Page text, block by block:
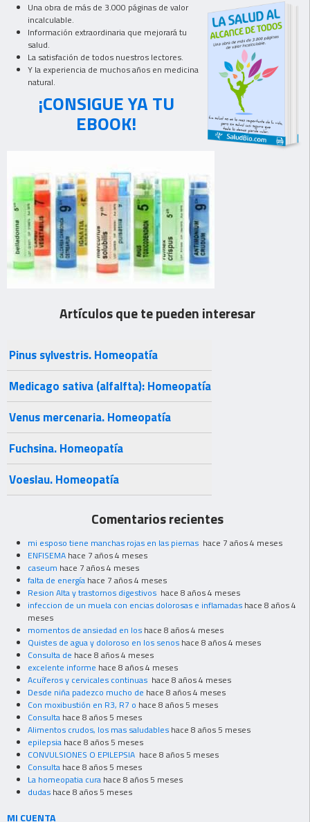
Una obra de más de 3.000 páginas de valor
incalculable.
Información extraordinaria que mejorará tu
salud.
La satisfación de todos nuestros lectores.
Y la experiencia de muchos años en medicina
natural.
¡CONSIGUE YA TU
EBOOK!
Artículos que te pueden interesar
Pinus sylvestris. Homeopatía
Medicago sativa (alfalfta): Homeopatía
Venus mercenaria. Homeopatía
Fuchsina. Homeopatía
Voeslau. Homeopatía
Comentarios recientes
mi esposo tiene manchas rojas en las piernas hace 7 años 4 meses
ENFISEMA hace 7 años 4 meses
caseum hace 7 años 4 meses
falta de energía hace 7 años 4 meses
Resion Alta y trastornos digestivos hace 8 años 4 meses
infeccion de un muela con encias dolorosas e inflamadas hace 8 años 4
meses
momentos de ansiedad en los hace 8 años 4 meses
Quistes de agua y doloroso en los senos hace 8 años 4 meses
Consulta de hace 8 años 4 meses
excelente informe hace 8 años 4 meses
Acuíferos y cervicales continuas hace 8 años 4 meses
Desde niña padezco mucho de hace 8 años 4 meses
Con moxibustión en R3, R7 o hace 8 años 5 meses
Consulta hace 8 años 5 meses
Alimentos crudos, los mas saludables hace 8 años 5 meses
epilepsia hace 8 años 5 meses
CONVULSIONES O EPILEPSIA hace 8 años 5 meses
Consulta hace 8 años 5 meses
La homeopatia cura hace 8 años 5 meses
dudas hace 8 años 5 meses
MI CUENTA